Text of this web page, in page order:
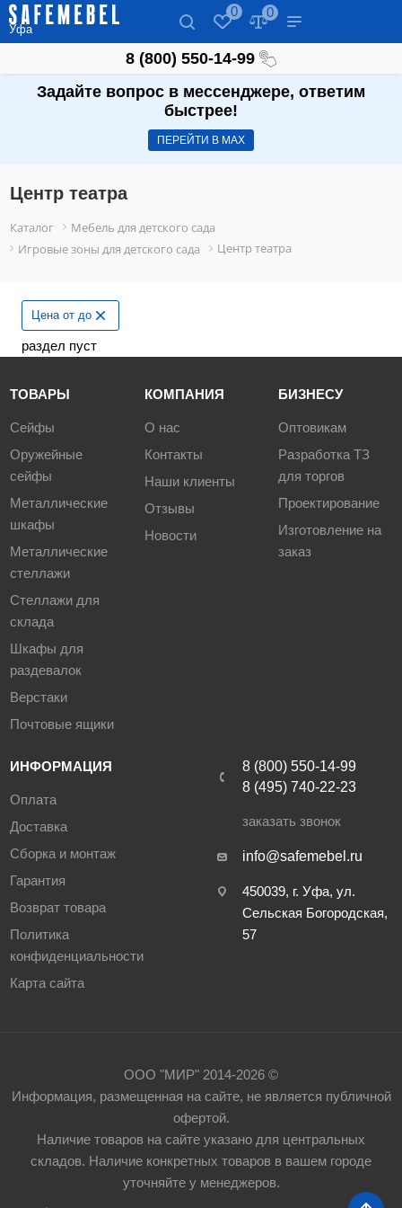
Уфа
0 0
8 (800) 550-14-99
Задайте вопрос в мессенджере, ответим
быстрее!
ПЕРЕЙТИ В МАХ
Центр театра
Каталог
Мебель для детского сада
Игровые зоны для детского сада
Центр театра
Цена от до
раздел пуст
ТОВАРЫ
Сейфы
Оружейные
сейфы
Металлические
шкафы
Металлические
стеллажи
Стеллажи для
склада
Шкафы для
раздевалок
Верстаки
Почтовые ящики
КОМПАНИЯ
О нас
Контакты
Наши клиенты
Отзывы
Новости
БИЗНЕСУ
Оптовикам
Разработка ТЗ
для торгов
Проектирование
Изготовление на
заказ
ИНФОРМАЦИЯ
Оплата
Доставка
Сборка и монтаж
Гарантия
Возврат товара
Политика
конфиденциальности
Карта сайта
8 (800) 550-14-99
8 (495) 740-22-23
заказать звонок
info@safemebel.ru
450039, г. Уфа, ул.
Сельская Богородская,
57
ООО "МИР" 2014-2026 ©
Информация, размещенная на сайте, не является публичной
офертой.
Наличие товаров на сайте указано для центральных
складов. Наличие конкретных товаров в вашем городе
уточняйте у менеджеров.